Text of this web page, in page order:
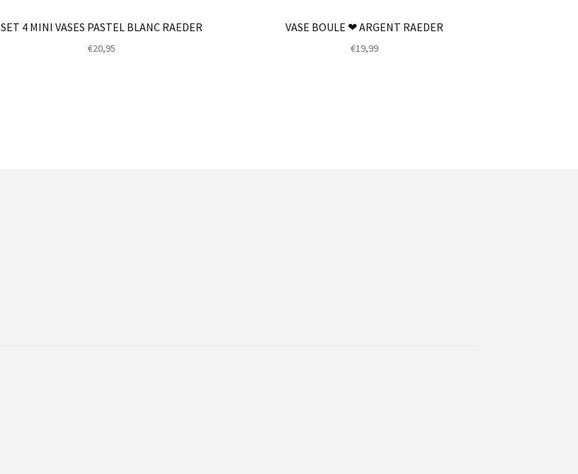
SET 4 MINI VASES PASTEL BLANC RAEDER
€20,95
VASE BOULE ❤ ARGENT RAEDER
€19,99